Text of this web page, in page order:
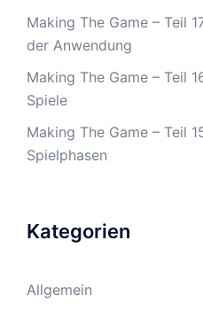
Making The Game – Teil
der Anwendung
Making The Game – Teil
Spiele
Making The Game – Teil
Spielphasen
Kategorien
Allgemein